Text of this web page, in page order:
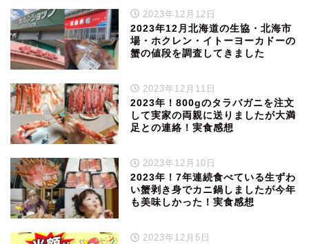
2023年12月12日
2023年12月北海道の生協・北海市
場・ホクレン・イトーヨーカドーの
蟹の値段を調査してきました
2023年12月11日
2023年！800gのタラバガニを注文
して実家の両親に送りましたが大満
足との連絡！実食感想
2023年12月10日
2023年！7年連続食べている生ずわ
い蟹剥き身でカニ鍋しましたが今年
も美味しかった！実食感想
2023年12月5日